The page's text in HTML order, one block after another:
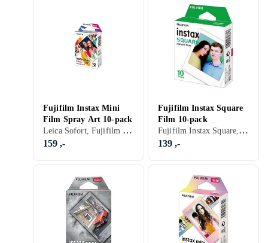
Fujifilm Instax Mini
Film Spray Art 10-pack
Leica Sofort, Fujifilm Instax Mini, Farge
159 ,-
Fujifilm Instax Square
Film 10-pack
Fujifilm Instax Square, Farge
139 ,-